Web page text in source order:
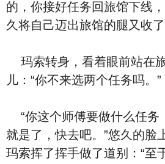
的，你接好任务回旅馆下线
久将自己迈出旅馆的腿又收了
玛索转身，看着眼前站在
儿：“你不来选两个任务吗。”
“你这个师傅要做什么任务
就是了，快去吧。”悠久的脸
玛索挥了挥手做了道别：“至